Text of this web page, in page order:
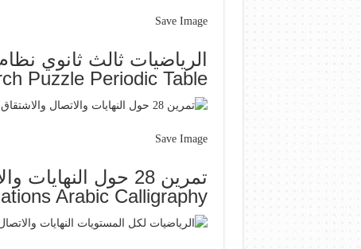
Save Image
الرياضيات ثالث ثانوي
Puzzle Periodic Table
Save Image
تمرين 28 حول
Arabic Calligraphy